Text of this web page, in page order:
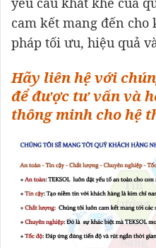
cam kết mang đến cho
pháp tối ưu, hiệu quả
Hãy liên hệ với
để được tư vấn và
thông minh cho hệ